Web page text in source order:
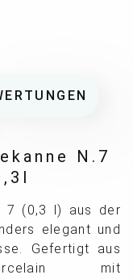
N.7
7 (0,3 l) aus der
elegant und
Gefertigt aus
mit